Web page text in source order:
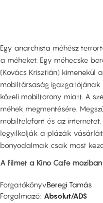
Egy anarchista méhész
a méheket. Egy méhecske
(Kovács Krisztián) kimenekül
mobiltársaság
közeli mobiltorony miatt. A
méhek megmentésére.
mobiltelefont és az
legyilkolják a plázák
bonyodalmak csak most
A filmet a Kino Cafe
ForgatókönyvBeregi Tamás
Forgalmazó Absolut/ADS